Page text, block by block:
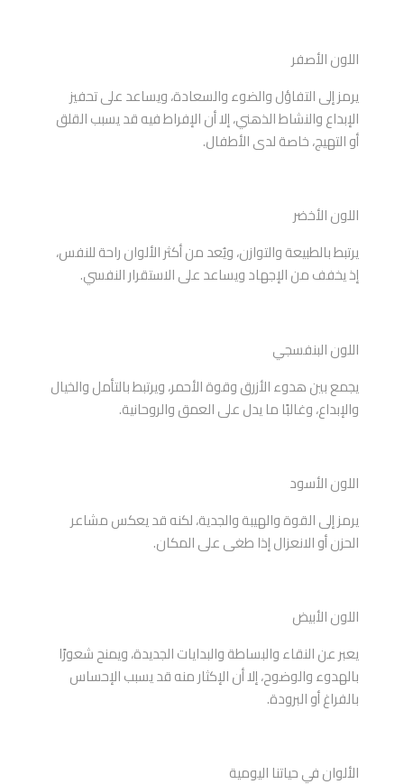
اللون الأصفر
يرمز إلى التفاؤل والضوء والسعادة، ويساعد على تحفيز
الإبداع والنشاط الذهني، إلا أن الإفراط فيه قد يسبب القلق
أو التهيج، خاصة لدى الأطفال.
اللون الأخضر
يرتبط بالطبيعة والتوازن، ويُعد من أكثر الألوان راحة للنفس،
إذ يخفف من الإجهاد ويساعد على الاستقرار النفسي.
اللون البنفسجي
يجمع بين هدوء الأزرق وقوة الأحمر، ويرتبط بالتأمل والخيال
والإبداع، وغالبًا ما يدل على العمق والروحانية.
اللون الأسود
يرمز إلى القوة والهيبة والجدية، لكنه قد يعكس مشاعر
الحزن أو الانعزال إذا طغى على المكان.
اللون الأبيض
يعبر عن النقاء والبساطة والبدايات الجديدة، ويمنح شعورًا
بالهدوء والوضوح، إلا أن الإكثار منه قد يسبب الإحساس
بالفراغ أو البرودة.
الألوان في حياتنا اليومية